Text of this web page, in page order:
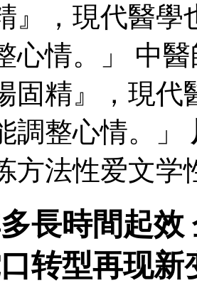
』，現代醫
心情。」 中
固精』，現代
調整心情。」
方法性爱文学
長時間起
转型再现新